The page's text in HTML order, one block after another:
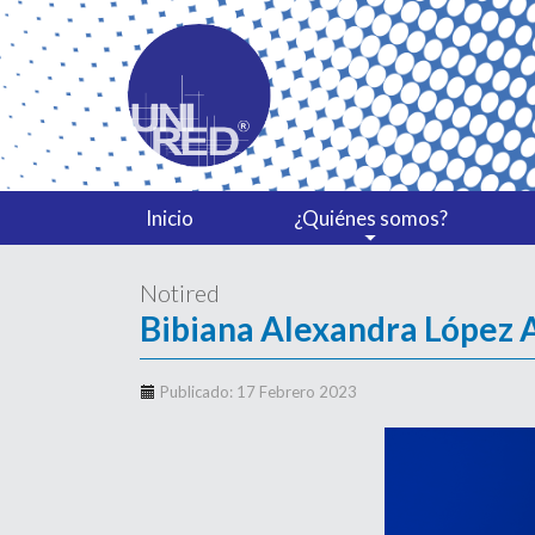
Inicio ¿Quiénes somos?
Notired
Bibiana Alexandra López
Publicado: 17 Febrero 2023